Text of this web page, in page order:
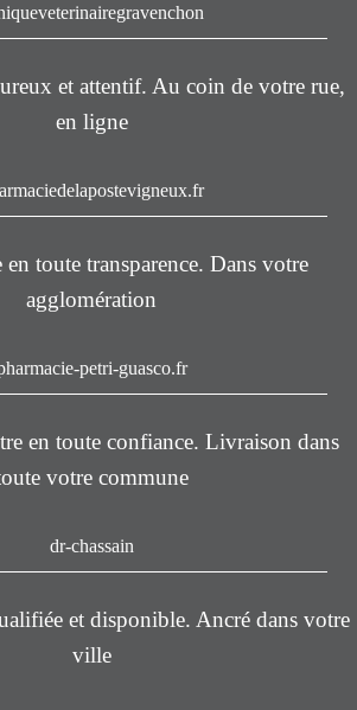
et attentif. Au coin de votre rue,
en ligne
toute transparence. Dans votre
agglomération
petri-guasco.fr
en toute confiance. Livraison dans
votre commune
dr-chassain
et disponible. Ancré dans votre
ville